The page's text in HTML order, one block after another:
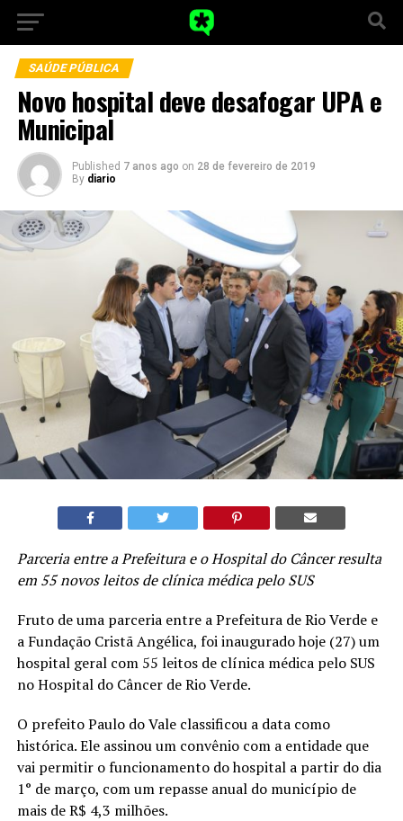
SAÚDE PÚBLICA
Novo hospital deve desafogar UPA e
Municipal
Published 7 anos ago on 28 de fevereiro de 2019
By diario
Parceria entre a Prefeitura e o Hospital do Câncer resulta
em 55 novos leitos de clínica médica pelo SUS
Fruto de uma parceria entre a Prefeitura de Rio Verde e
a Fundação Cristã Angélica, foi inaugurado hoje (27) um
hospital geral com 55 leitos de clínica médica pelo SUS
no Hospital do Câncer de Rio Verde.
O prefeito Paulo do Vale classificou a data como
histórica. Ele assinou um convênio com a entidade que
vai permitir o funcionamento do hospital a partir do dia
1° de março, com um repasse anual do município de
mais de R$ 4,3 milhões.